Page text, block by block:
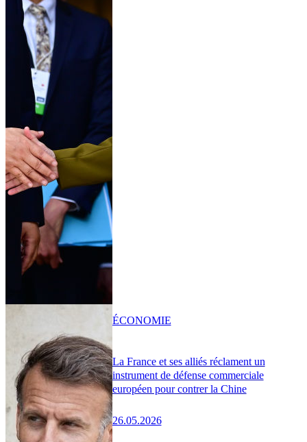
La France et ses alliés réclament un
instrument de défense commerciale
européen pour contrer la Chine
26.05.2026
ÉCONOMIE